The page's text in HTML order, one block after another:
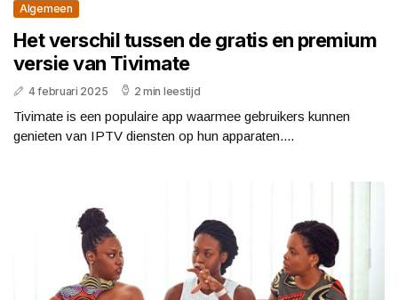
Algemeen
Het verschil tussen de gratis en premium
versie van Tivimate
4 februari 2025 2 min leestijd
Tivimate is een populaire app waarmee gebruikers kunnen
genieten van IPTV diensten op hun apparaten....